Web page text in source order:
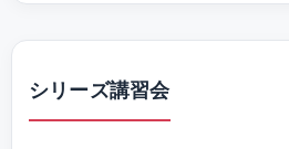
シリーズ講習会